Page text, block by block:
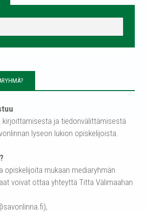
kirjoittamisesta ja tiedonvälittämisestä
lyseon lukion opiskelijoista.
opiskelijoita mukaan mediaryhmän
voivat ottaa yhteyttä Titta Välimaahan